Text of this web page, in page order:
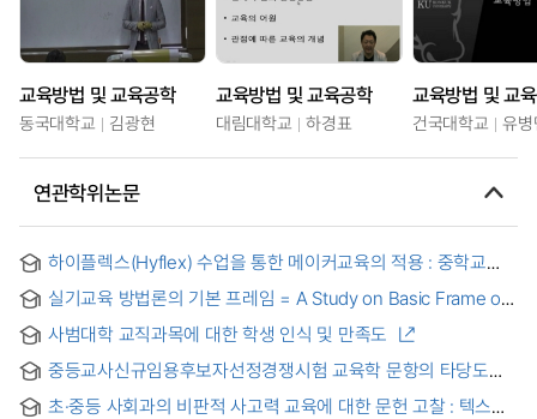
교육방법 및 교육공학
동국대학교 김광현
교육방법 및 교육공학
대림대학교 하경표
교육방법 및 교
건국대학교 유
연관학위논문
하이플렉스(Hyflex) 수업을 통한 메이커교육의 적용 : 중학교
실기교육 방법론의 기본 프레임 = A Study on Basic Frame of
사범대학 교직과목에 대한 학생 인식 및 만족도
중등교사신규임용후보자선정경쟁시험 교육학 문항의 타당도
초·중등 사회과의 비판적 사고력 교육에 대한 문헌 고찰 : 텍스트